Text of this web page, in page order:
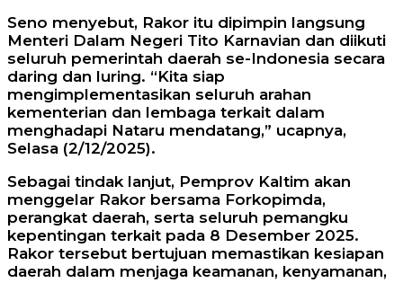
Seno menyebut, Rakor itu dipimpin langsung
Menteri Dalam Negeri Tito Karnavian dan diikuti
seluruh pemerintah daerah se-Indonesia secara
daring dan luring. “Kita siap
mengimplementasikan seluruh arahan
kementerian dan lembaga terkait dalam
menghadapi Nataru mendatang,” ucapnya,
Selasa (2/12/2025).
Sebagai tindak lanjut, Pemprov Kaltim akan
menggelar Rakor bersama Forkopimda,
perangkat daerah, serta seluruh pemangku
kepentingan terkait pada 8 Desember 2025.
Rakor tersebut bertujuan memastikan kesiapan
daerah dalam menjaga keamanan, kenyamanan,